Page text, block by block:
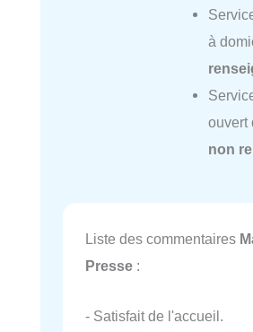
à
ouvert
non
Liste des commentaires
Presse :
- Satisfait de l'accueil.